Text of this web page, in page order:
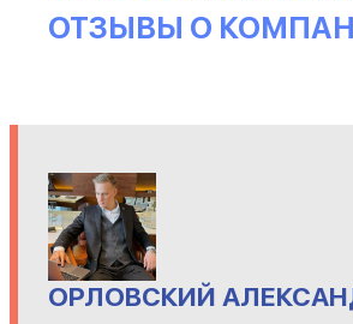
ОТЗЫВЫ О
ОРЛОВСКИЙ